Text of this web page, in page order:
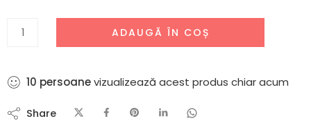
ADAUGĂ ÎN COȘ
10 persoanevizualizează acest produs chiar acum
Share